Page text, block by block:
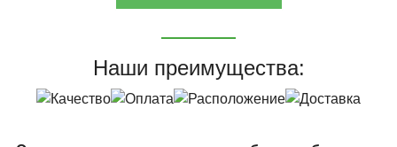
Наши преимущества: